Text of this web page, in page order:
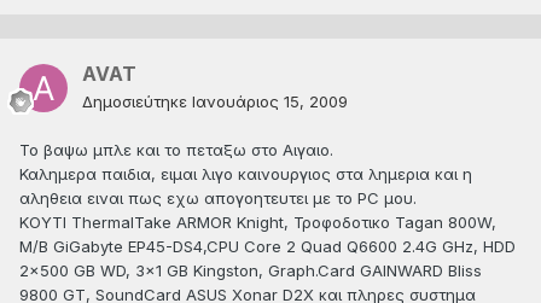
AVAT
Δημοσιεύτηκε Ιανουάριος 15, 2009
Το βαψω μπλε και το πεταξω στο Αιγαιο.
Καλημερα παιδια, ειμαι λιγο καινουργιος στα λημερια και η
αληθεια ειναι πως εχω απογοητευτει με το PC μου.
ΚΟΥΤΙ ThermalTake ARMOR Knight, Τροφοδοτικο Tagan 800W,
M/B GiGabyte EP45-DS4,CPU Core 2 Quad Q6600 2.4G GHz, HDD
2x500 GB WD, 3x1 GB Kingston, Graph.Card GAINWARD Bliss
9800 GT, SoundCard ASUS Xonar D2X και πληρες συστημα